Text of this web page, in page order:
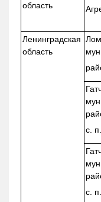
область
Ленинградская
область
с.
с.